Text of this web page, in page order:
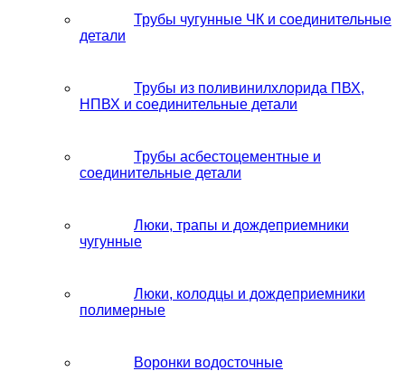
Трубы чугунные ЧК и соединительные
детали
Трубы из поливинилхлорида ПВХ,
НПВХ и соединительные детали
Трубы асбестоцементные и
соединительные детали
Люки, трапы и дождеприемники
чугунные
Люки, колодцы и дождеприемники
полимерные
Воронки водосточные